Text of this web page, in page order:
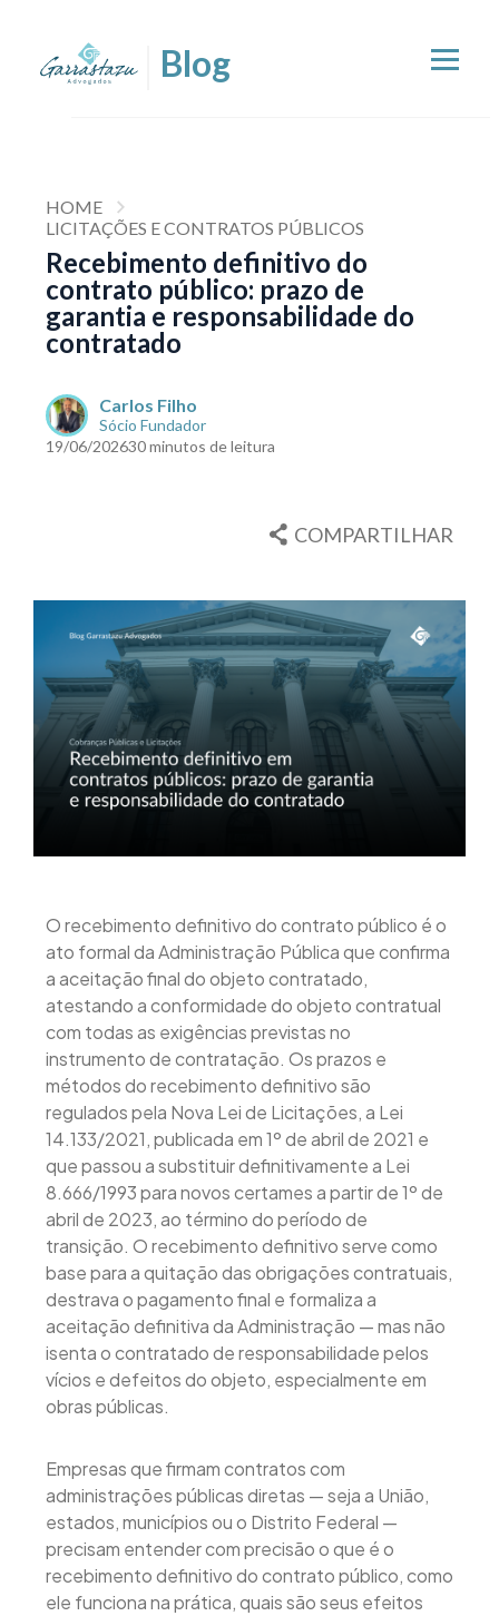
HOME
LICITAÇÕES E CONTRATOS PÚBLICOS
Recebimento definitivo do
contrato público: prazo de
garantia e responsabilidade do
contratado
Carlos Filho
Sócio Fundador
19/06/202630 minutos de leitura
COMPARTILHAR
O recebimento definitivo do contrato público é o
ato formal da Administração Pública que confirma
a aceitação final do objeto contratado,
atestando a conformidade do objeto contratual
com todas as exigências previstas no
instrumento de contratação. Os prazos e
métodos do recebimento definitivo são
regulados pela Nova Lei de Licitações, a Lei
14.133/2021, publicada em 1º de abril de 2021 e
que passou a substituir definitivamente a Lei
8.666/1993 para novos certames a partir de 1º de
abril de 2023, ao término do período de
transição. O recebimento definitivo serve como
base para a quitação das obrigações contratuais,
destrava o pagamento final e formaliza a
aceitação definitiva da Administração — mas não
isenta o contratado de responsabilidade pelos
vícios e defeitos do objeto, especialmente em
obras públicas.
Empresas que firmam contratos com
administrações públicas diretas — seja a União,
estados, municípios ou o Distrito Federal —
precisam entender com precisão o que é o
recebimento definitivo do contrato público, como
ele funciona na prática, quais são seus efeitos